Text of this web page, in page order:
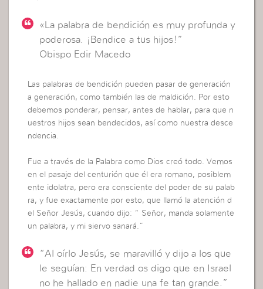
«La palabra de bendición es muy profunda y
poderosa. ¡Bendice a tus hijos!”
Obispo Edir Macedo
Las palabras de bendición pueden pasar de generación
a generación, como también las de maldición. Por esto
debemos ponderar, pensar, antes de hablar, para que n
uestros hijos sean bendecidos, así como nuestra desce
ndencia.
Fue a través de la Palabra como Dios creó todo. Vemos
en el pasaje del centurión que él era romano, posiblem
ente idolatra, pero era consciente del poder de su palab
ra, y fue exactamente por esto, que llamó la atención d
el Señor Jesús, cuando dijo: “ Señor, manda solamente
un palabra, y mi siervo sanará.”
“Al oírlo Jesús, se maravilló y dijo a los que
le seguían: En verdad os digo que en Israel
no he hallado en nadie una fe tan grande.”